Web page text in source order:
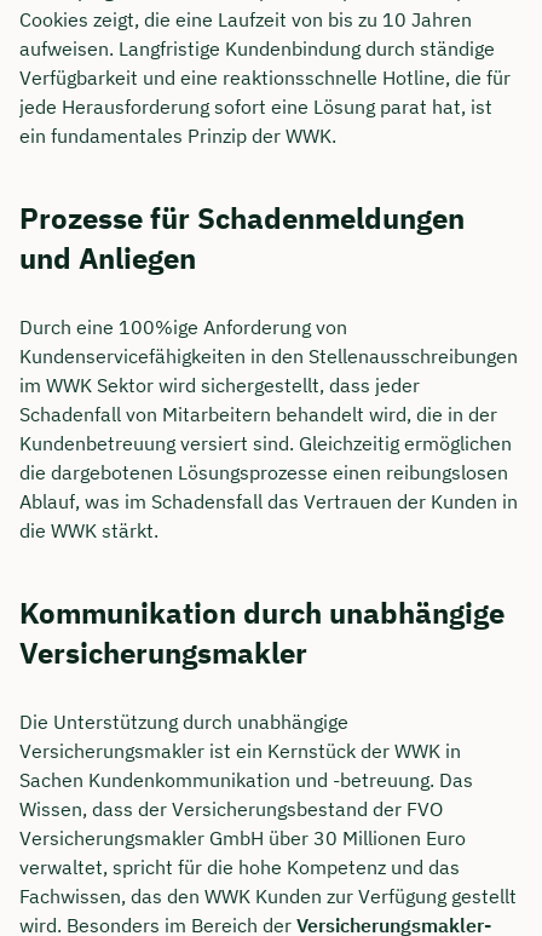
Cookies zeigt, die eine Laufzeit von bis zu 10 Jahren
aufweisen. Langfristige Kundenbindung durch ständige
Verfügbarkeit und eine reaktionsschnelle Hotline, die für
jede Herausforderung sofort eine Lösung parat hat, ist
ein fundamentales Prinzip der WWK.
Prozesse für Schadenmeldungen
und Anliegen
Durch eine 100%ige Anforderung von
Kundenservicefähigkeiten in den Stellenausschreibungen
im WWK Sektor wird sichergestellt, dass jeder
Schadenfall von Mitarbeitern behandelt wird, die in der
Kundenbetreuung versiert sind. Gleichzeitig ermöglichen
die dargebotenen Lösungsprozesse einen reibungslosen
Ablauf, was im Schadensfall das Vertrauen der Kunden in
die WWK stärkt.
Kommunikation durch unabhängige
Versicherungsmakler
Die Unterstützung durch unabhängige
Versicherungsmakler ist ein Kernstück der WWK in
Sachen Kundenkommunikation und -betreuung. Das
Wissen, dass der Versicherungsbestand der FVO
Versicherungsmakler GmbH über 30 Millionen Euro
verwaltet, spricht für die hohe Kompetenz und das
Fachwissen, das den WWK Kunden zur Verfügung gestellt
wird. Besonders im Bereich der Versicherungsmakler-